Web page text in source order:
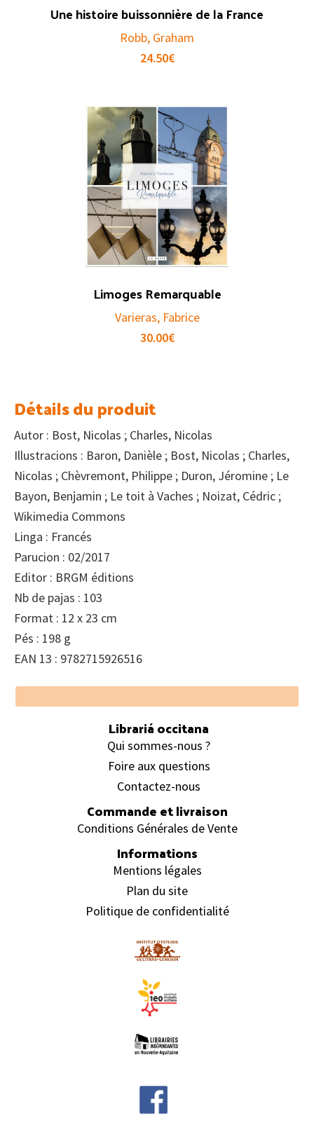
Une histoire buissonnière de la France
Robb, Graham
24.50€
Limoges Remarquable
Varieras, Fabrice
30.00€
Détails du produit
Autor : Bost, Nicolas ; Charles, Nicolas
Illustracions : Baron, Danièle ; Bost, Nicolas ; Charles,
Nicolas ; Chèvremont, Philippe ; Duron, Jéromine ; Le
Bayon, Benjamin ; Le toit à Vaches ; Noizat, Cédric ;
Wikimedia Commons
Linga : Francés
Parucion : 02/2017
Editor : BRGM éditions
Nb de pajas : 103
Format : 12 x 23 cm
Pés : 198 g
EAN 13 : 9782715926516
Footer
Librariá occitana
Qui sommes-nous ?
Foire aux questions
Contactez-nous
Commande et livraison
Conditions Générales de Vente
Informations
Mentions légales
Plan du site
Politique de confidentialité